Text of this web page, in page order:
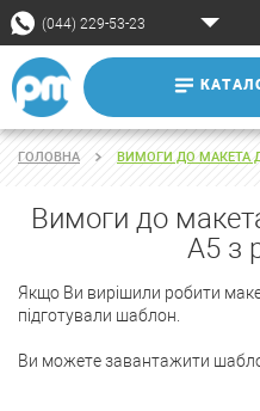
(044) 229-53-23
ГОЛОВНА ВИМОГИ ДО МАКЕТА
Вимоги до
А5 з
Якщо Ви вирішили робити
підготували шаблон.
Ви можете завантажити